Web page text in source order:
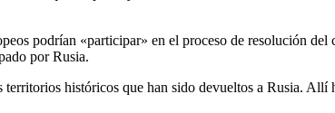
podrían «participar» en el proceso de resolución
por Rusia.
territorios históricos que han sido devueltos a Rusia.